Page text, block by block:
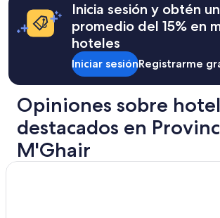
Inicia sesión y obtén
promedio del 15% en
hoteles
Iniciar sesiónRegistrarme
Opiniones sobre
destacados en
M'Ghair